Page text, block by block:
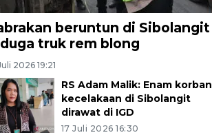
beruntun di Sibolangit
truk rem blong
2026 19:21
RS Adam Malik: Enam korban
kecelakaan di Sibolangit
dirawat di IGD
17 Juli 2026 16:30